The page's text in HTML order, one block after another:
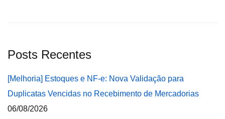
Posts Recentes
[Melhoria] Estoques e NF-e: Nova Validação para
Duplicatas Vencidas no Recebimento de Mercadorias
06/08/2026